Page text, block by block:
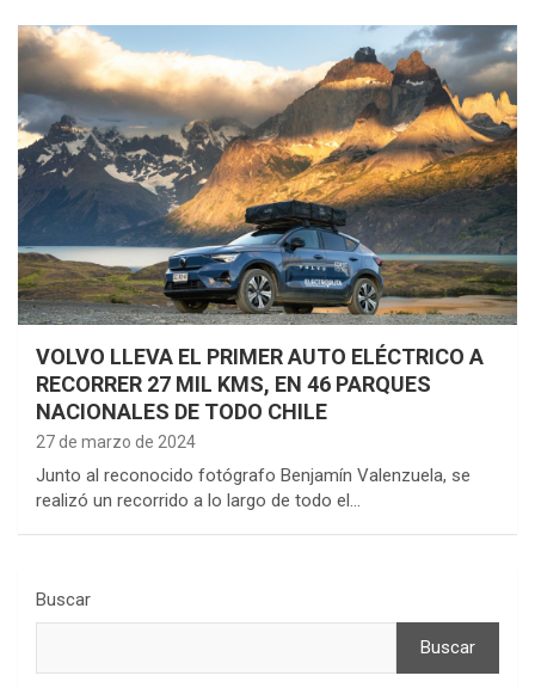
VOLVO LLEVA EL PRIMER AUTO ELÉCTRICO A
RECORRER 27 MIL KMS, EN 46 PARQUES
NACIONALES DE TODO CHILE
27 de marzo de 2024
Junto al reconocido fotógrafo Benjamín Valenzuela, se
realizó un recorrido a lo largo de todo el…
Buscar
Buscar